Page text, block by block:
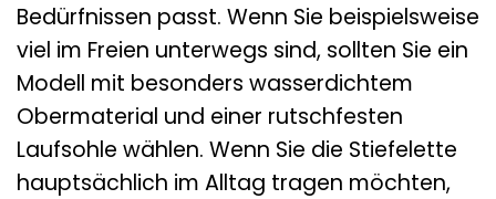
Bedürfnissen passt. Wenn Sie beispielsweise
viel im Freien unterwegs sind, sollten Sie ein
Modell mit besonders wasserdichtem
Obermaterial und einer rutschfesten
Laufsohle wählen. Wenn Sie die Stiefelette
hauptsächlich im Alltag tragen möchten,